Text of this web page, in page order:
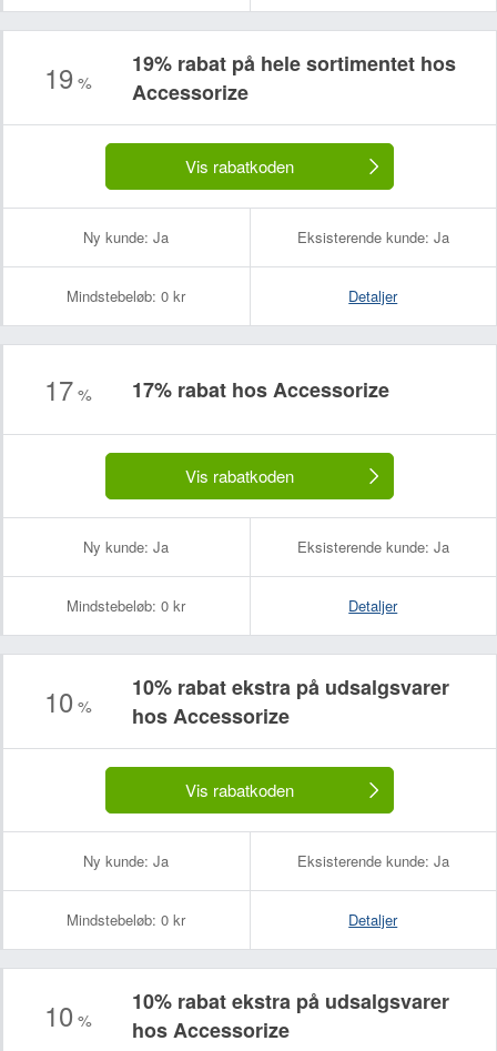
19 %
19% rabat på hele sortimentet hos
Accessorize
Vis rabatkoden
Ny kunde: Ja Eksisterende kunde: Ja
Mindstebeløb: 0 kr Detaljer
17 % 17% rabat hos Accessorize
Vis rabatkoden
Ny kunde: Ja Eksisterende kunde: Ja
Mindstebeløb: 0 kr Detaljer
10 %
10% rabat ekstra på udsalgsvarer
hos Accessorize
Vis rabatkoden
Ny kunde: Ja Eksisterende kunde: Ja
Mindstebeløb: 0 kr Detaljer
10 %
10% rabat ekstra på udsalgsvarer
hos Accessorize